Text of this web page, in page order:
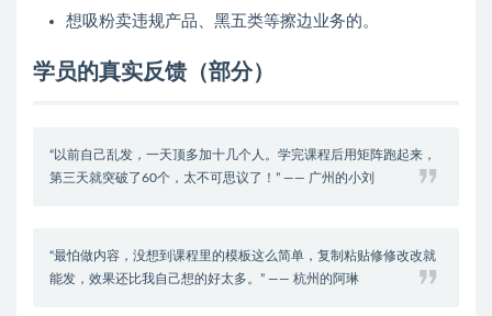
想吸粉卖违规产品、黑五类等擦边业务的。
学员的真实反馈（部分）
“以前自己乱发，一天顶多加十几个人。学完课程后用矩阵跑起来，
第三天就突破了60个，太不可思议了！” —— 广州的小刘
“最怕做内容，没想到课程里的模板这么简单，复制粘贴修修改改就
能发，效果还比我自己想的好太多。” —— 杭州的阿琳